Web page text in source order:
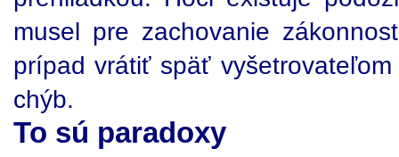
musel pre zachovanie
prípad vrátiť späť
chýb.
To sú paradoxy